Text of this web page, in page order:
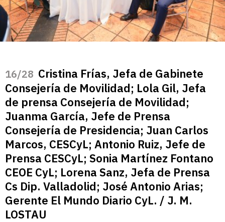
/28 Cristina Frías, Jefa de Gabinete
Consejería de Movilidad; Lola Gil, Jefa
de prensa Consejería de Movilidad;
Juanma García, Jefe de Prensa
Consejería de Presidencia; Juan Carlos
Marcos, CESCyL; Antonio Ruiz, Jefe de
Prensa CESCyL; Sonia Martínez Fontano
CEOE CyL; Lorena Sanz, Jefa de Prensa
Cs Dip. Valladolid; José Antonio Arias;
Gerente El Mundo Diario CyL. / J. M.
LOSTAU